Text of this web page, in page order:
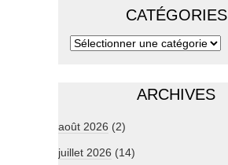
CATÉGORIES
ARCHIVES
août 2026 (2)
juillet 2026 (14)